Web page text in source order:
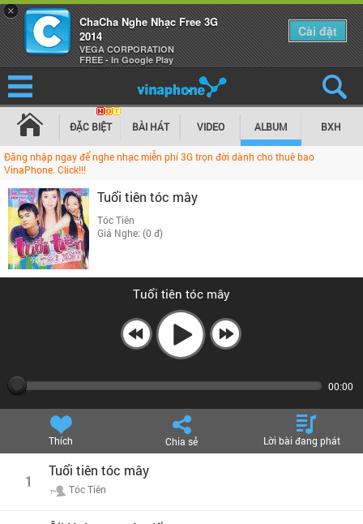
×
ChaCha Nghe Nhạc Free 3G
2014
VEGA CORPORATION
FREE - In Google Play
Cài đặt
ĐẶC BIỆT BÀI HÁT VIDEO ALBUM BXH
Đăng nhập ngay để nghe nhạc miễn phí 3G trọn đời dành cho thuê bao
VinaPhone. Click!!!
Tuổi tiên tóc mây
Tóc Tiên
Giá Nghe: (0 đ)
Tuổi tiên tóc mây
00:00
Thích Chia sẻ Lời bài đang phát
1
Tuổi tiên tóc mây
Tóc Tiên